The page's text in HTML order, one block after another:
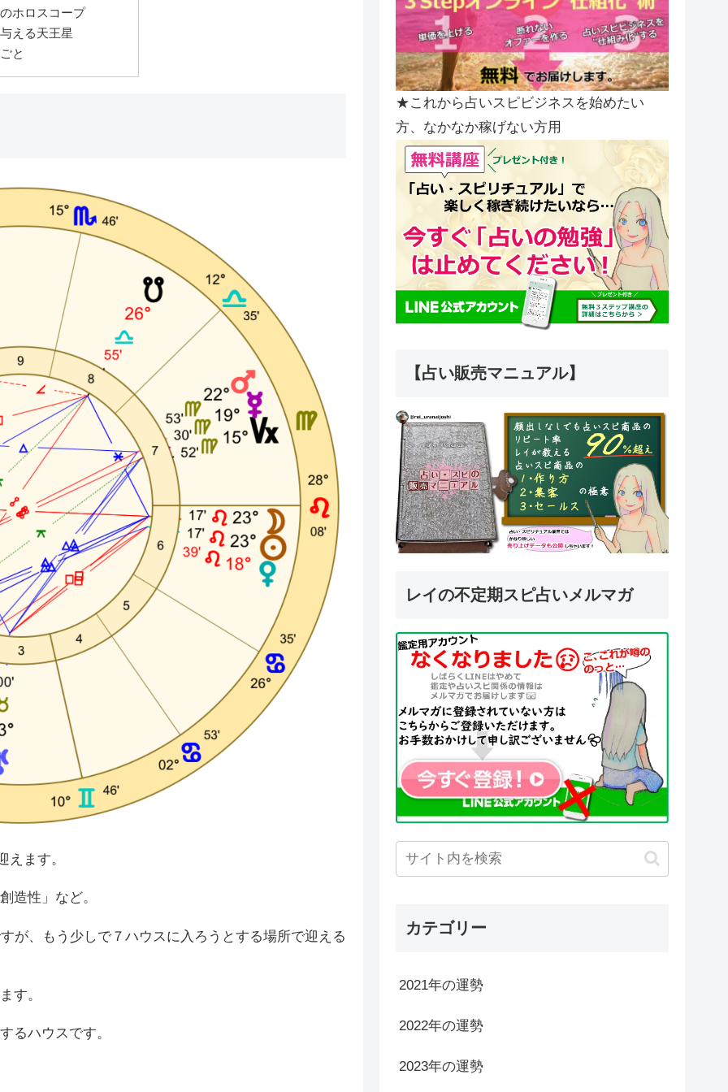
ホロスコープ
える天王星
と
ます。
造性」など。
が、もう少しで７ハウスに入ろうとする場所で迎える
す。
るハウスです。
★これから占いスピビジネスを始めたい
方、なかなか稼げない方用
【占い販売マニュアル】
レイの不定期スピ占いメルマガ
カテゴリー
2021年の運勢
2022年の運勢
2023年の運勢